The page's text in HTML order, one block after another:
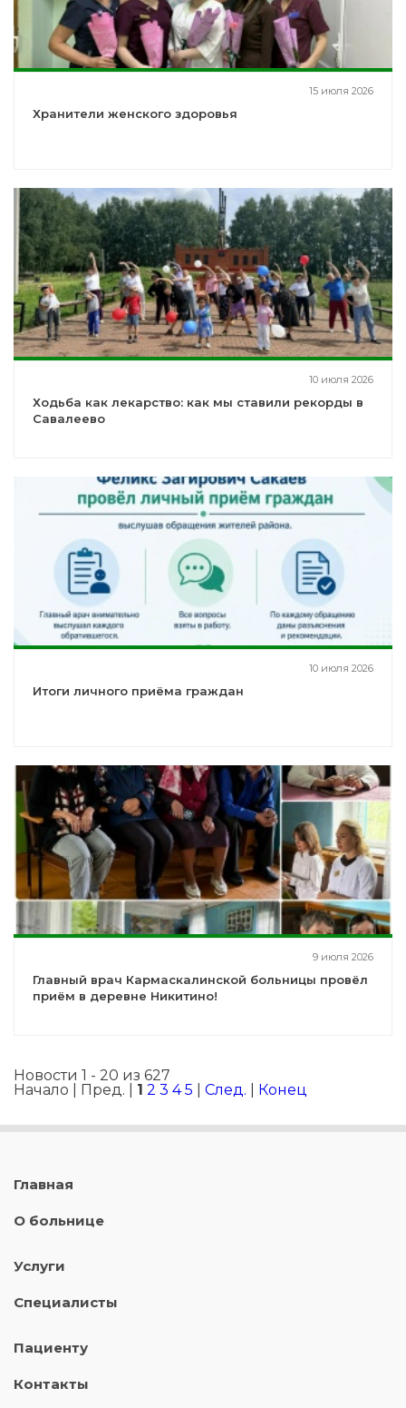
15 июля 2026
Хранители женского здоровья
10 июля 2026
Ходьба как лекарство: как мы ставили рекорды в
Савалеево
10 июля 2026
Итоги личного приёма граждан
9 июля 2026
Главный врач Кармаскалинской больницы провёл
приём в деревне Никитино!
Новости 1 - 20 из 627
Начало | Пред. | 1 2 3 4 5 След. Конец
Главная
О больнице
Услуги
Специалисты
Пациенту
Контакты